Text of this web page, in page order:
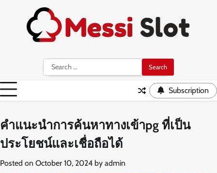
Search
for:
Subscription
คำแนะนำการค้นหาทางเข้าpg ที่เป็น
ประโยชน์และเชื่อถือได้
Posted on October 10, 2024 by admin